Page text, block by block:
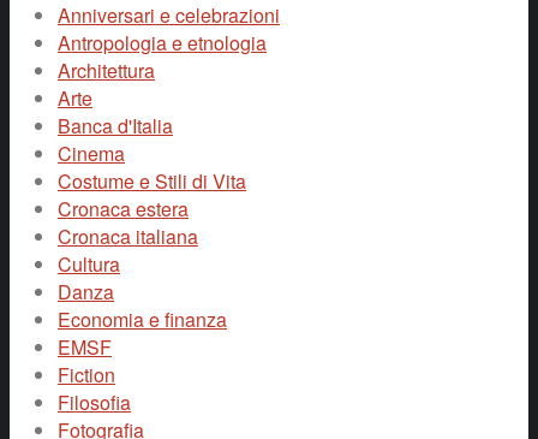
Anniversari e celebrazioni
Antropologia e etnologia
Architettura
Arte
Banca d'Italia
Cinema
Costume e Stili di Vita
Cronaca estera
Cronaca italiana
Cultura
Danza
Economia e finanza
EMSF
Fiction
Filosofia
Fotografia